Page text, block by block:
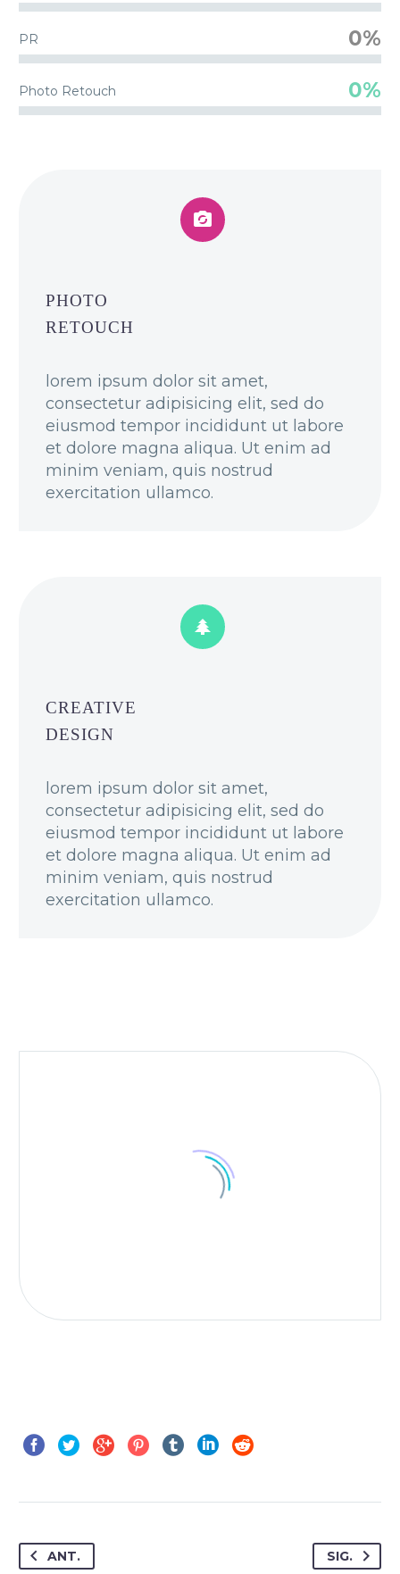
PR 0%
Photo Retouch 0%


PHOTO
RETOUCH
lorem ipsum dolor sit amet,
consectetur adipisicing elit, sed do
eiusmod tempor incididunt ut labore
et dolore magna aliqua. Ut enim ad
minim veniam, quis nostrud
exercitation ullamco.


CREATIVE
DESIGN
lorem ipsum dolor sit amet,
consectetur adipisicing elit, sed do
eiusmod tempor incididunt ut labore
et dolore magna aliqua. Ut enim ad
minim veniam, quis nostrud
exercitation ullamco.
JACK BEAR
Lorem ipsum dolor sit amet,
ANT. SIG.